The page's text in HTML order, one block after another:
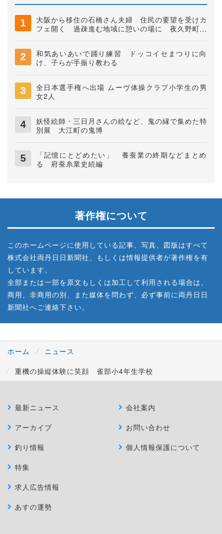
大阪から移住の石橋さん夫婦 住民の要望を受けカ
フェ開く 過疎進む地域に憩いの場に 夜久野町稲
和気あいあいで踊り練習 ドッコイセまつりに向
け、子らが手振り教わる
全日本選手権へ出場 ムーヴ体操クラブ小学生の男
女2人
妖怪絵師・三日月さんの絵など、鬼の縁で集めた特
別展 大江町の鬼博
「記憶にとどめたい」 養蚕業の終期などまとめ
る 府蚕糸業史続編
著作権について
このホームページに使用している記事、写真、図版はすべて
株式会社両丹日日新聞社、もしくは情報提供者が著作権を有
しています。
全部または一部を原文もしくは加工して利用される場合は、
商用、非商用の別、また媒体を問わず、必ず事前に両丹日日
新聞社へご連絡下さい。
ホーム
ニュース
重機の操縦体験に笑顔 雀部小4年生学校
最新ニュース
アーカイブ
釣り情報
特集
求人広告情報
あすの運勢
会社案内
お問い合わせ
個人情報保護について